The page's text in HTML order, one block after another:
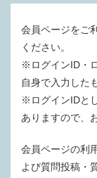
会員ページをご
ください。
※ログインID・
自身で入力した
※ログインIDと
ありますので、
会員ページの利
よび質問投稿・